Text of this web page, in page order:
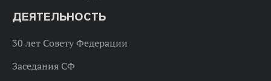
ДЕЯТЕЛЬНОСТЬ
30 лет Совету Федерации
Заседания СФ